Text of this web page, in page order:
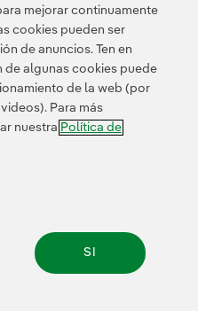
Privacidad Información legal
IA Política de cookies
Canal de denuncias
Reservados todos los derechos.
mejorar continuamente
cookies pueden ser
de anuncios. Ten en
algunas cookies puede
de la web (por
Para más
nuestra Política de
SI